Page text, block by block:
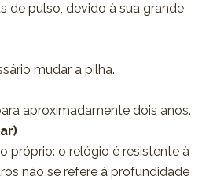
de pulso, devido à sua grande
mudar a pilha.
aproximadamente dois anos.
próprio: o relógio é resistente à
não se refere à profundidade